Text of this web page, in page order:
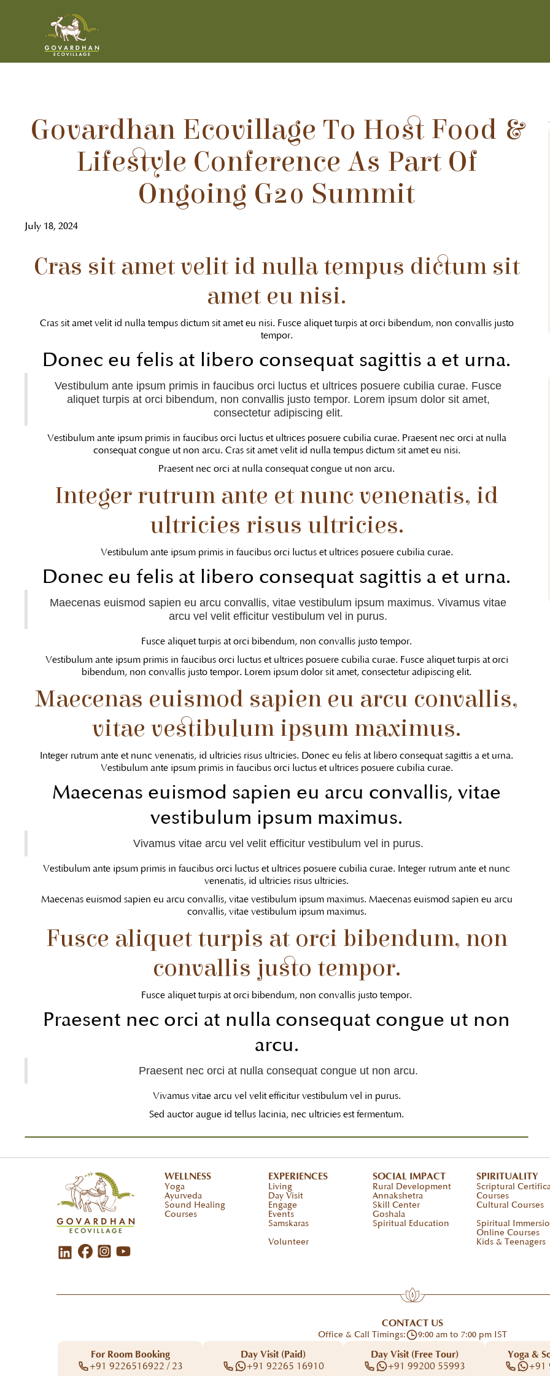
Govardhan Ecovillage To Host Food &
Lifestyle Conference As Part Of
Ongoing G20 Summit
July 18, 2024
Cras sit amet velit id nulla tempus dictum sit
amet eu nisi.
Cras sit amet velit id nulla tempus dictum sit amet eu nisi. Fusce aliquet turpis at orci bibendum, non convallis justo
tempor.
Donec eu felis at libero consequat sagittis a et urna.
Vestibulum ante ipsum primis in faucibus orci luctus et ultrices posuere cubilia curae. Fusce
aliquet turpis at orci bibendum, non convallis justo tempor. Lorem ipsum dolor sit amet,
consectetur adipiscing elit.
Vestibulum ante ipsum primis in faucibus orci luctus et ultrices posuere cubilia curae. Praesent nec orci at nulla
consequat congue ut non arcu. Cras sit amet velit id nulla tempus dictum sit amet eu nisi.
Praesent nec orci at nulla consequat congue ut non arcu.
Integer rutrum ante et nunc venenatis, id
ultricies risus ultricies.
Vestibulum ante ipsum primis in faucibus orci luctus et ultrices posuere cubilia curae.
Donec eu felis at libero consequat sagittis a et urna.
Maecenas euismod sapien eu arcu convallis, vitae vestibulum ipsum maximus. Vivamus vitae
arcu vel velit efficitur vestibulum vel in purus.
Fusce aliquet turpis at orci bibendum, non convallis justo tempor.
Vestibulum ante ipsum primis in faucibus orci luctus et ultrices posuere cubilia curae. Fusce aliquet turpis at orci
bibendum, non convallis justo tempor. Lorem ipsum dolor sit amet, consectetur adipiscing elit.
Maecenas euismod sapien eu arcu convallis,
vitae vestibulum ipsum maximus.
Integer rutrum ante et nunc venenatis, id ultricies risus ultricies. Donec eu felis at libero consequat sagittis a et urna.
Vestibulum ante ipsum primis in faucibus orci luctus et ultrices posuere cubilia curae.
Maecenas euismod sapien eu arcu convallis, vitae
vestibulum ipsum maximus.
Vivamus vitae arcu vel velit efficitur vestibulum vel in purus.
Vestibulum ante ipsum primis in faucibus orci luctus et ultrices posuere cubilia curae. Integer rutrum ante et nunc
venenatis, id ultricies risus ultricies.
Maecenas euismod sapien eu arcu convallis, vitae vestibulum ipsum maximus. Maecenas euismod sapien eu arcu
convallis, vitae vestibulum ipsum maximus.
Fusce aliquet turpis at orci bibendum, non
convallis justo tempor.
Fusce aliquet turpis at orci bibendum, non convallis justo tempor.
Praesent nec orci at nulla consequat congue ut non
arcu.
Praesent nec orci at nulla consequat congue ut non arcu.
Vivamus vitae arcu vel velit efficitur vestibulum vel in purus.
Sed auctor augue id tellus lacinia, nec ultricies est fermentum.
WELLNESS
Yoga
Ayurveda
Sound Healing
Courses
EXPERIENCES
Living
Day Visit
Engage
Events
Samskaras
Volunteer
SOCIAL IMPACT
Rural Development
Annakshetra
Skill Center
Goshala
Spiritual Education
SPIRITUALITY
Scriptural
Courses
Cultural Courses
Spiritual
Online Courses
Kids & Teenagers
CONTACT US
Office & Call Timings: 9:00 am to 7:00 pm IST
For Room Booking
+91 9226516922 / 23
Day Visit (Paid)
+91 92265 16910
Day Visit (Free Tour)
+91 99200 55993
Yoga &
+91